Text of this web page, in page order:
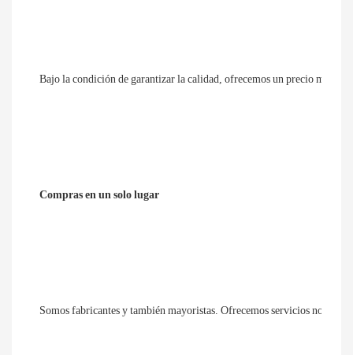
Bajo la condición de garantizar la calidad, ofrecemos un precio más
Compras en un solo lugar
Somos fabricantes y también mayoristas. Ofrecemos servicios no